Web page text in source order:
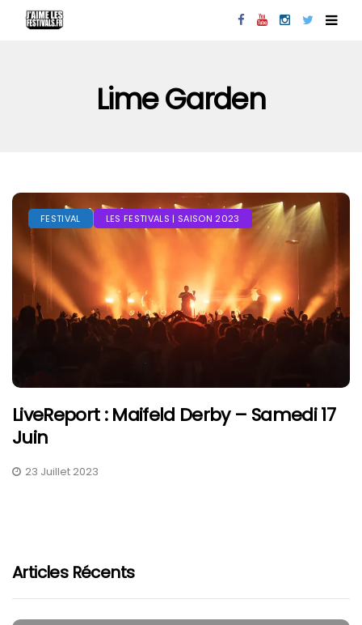
Lime Garden
FESTIVAL LES FESTIVALS | SAISON 2023
LiveReport : Maifeld Derby – Samedi 17
Juin
23 Juillet 2023
Articles Récents